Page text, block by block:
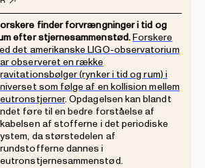
finder forvrængninger i tid og
efter stjernesammenstød.Forskere
det amerikanske LIGO-observatorium
observeret en række
(rynker i tid og rum) i
som følge af en kollision mellem
. Opdagelsen kan blandt
føre til en bedre forståelse af
af stofferne i det periodiske
da størstedelen af
dannes i